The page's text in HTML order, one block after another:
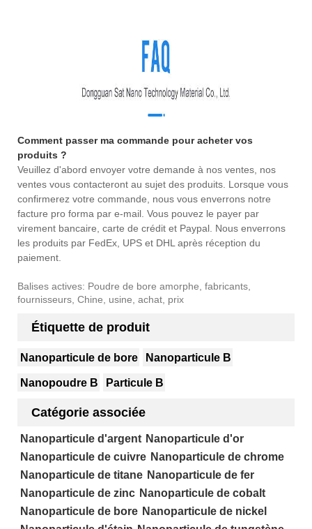
Comment passer ma commande pour acheter vos
produits ?
Veuillez d'abord envoyer votre demande à nos ventes, nos
ventes vous contacteront au sujet des produits. Lorsque vous
confirmerez votre commande, nous vous enverrons notre
facture pro forma par e-mail. Vous pouvez le payer par
virement bancaire, carte de crédit et Paypal. Nous enverrons
les produits par FedEx, UPS et DHL après réception du
paiement.
Balises actives: Poudre de bore amorphe, fabricants,
fournisseurs, Chine, usine, achat, prix
Étiquette de produit
Nanoparticule de bore Nanoparticule B
Nanopoudre B Particule B
Catégorie associée
Nanoparticule d'argent Nanoparticule d'or
Nanoparticule de cuivre Nanoparticule de chrome
Nanoparticule de titane Nanoparticule de fer
Nanoparticule de zinc Nanoparticule de cobalt
Nanoparticule de bore Nanoparticule de nickel